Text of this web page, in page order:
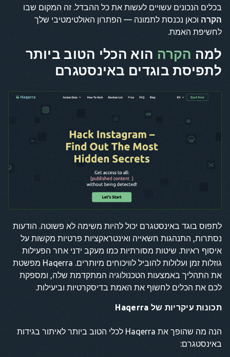
בכלים הנכונים עשויים לעשות את כל ההבדל. זה המקום שבו
הקרה וכאן נכנסת לתמונה — הפתרון האולטימטיבי שלך
לחשיפת האמת.
למה הקרה הוא הכלי הטוב ביותר
לתפיסת בוגדים באינסטגרם
לתפוס בוגד באינסטגרם יכול להיות משימה לא פשוטה. הודעות
נסתרות, התנהגות חשאייה ואינטראקציות פרטיות מקשות על
איסוף ראיות. שיטות מסורתיות כמו מעקב ידני אחר הפעילות
גוזלות זמן ועלולות להוביל לוויכוחים מיותרים. Haqerra מפשטת
את התהליך באמצעות הטכנולוגיה המתקדמת שלה, ומספקת
לכם את הכלים לחשוף את האמת בדיסקרטיות וביעילות.
תכונות עיקריות של Haqerra
הנה מה שהופך את Haqerra לכלי הטוב ביותר לאיתור בגידות
באינסטגרם: